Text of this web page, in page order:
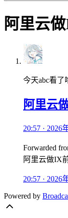
阿里云
今天abc看了
阿里云
20:57 · 2026
Forwarded
阿里云做IX
20:57 · 2026
Powered by